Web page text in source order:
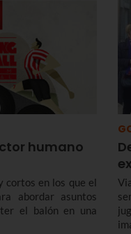
humano
cortos en los que el
abordar asuntos
el balón en una